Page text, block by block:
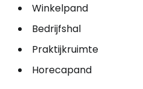
Winkelpand
Bedrijfshal
Praktijkruimte
Horecapand